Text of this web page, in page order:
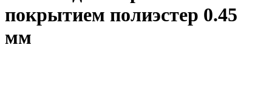
покрытием полиэстер 0.45
мм